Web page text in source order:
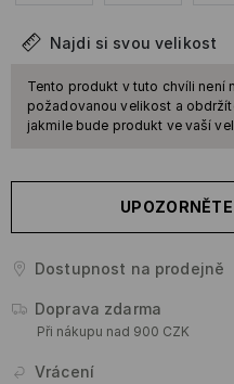
Najdi si svou velikost
Tento produkt v tuto chvíli není
požadovanou velikost a
jakmile bude produkt ve vaší
Dostupnost na prodejně
Doprava zdarma
Při nákupu nad 900 CZK
Vrácení